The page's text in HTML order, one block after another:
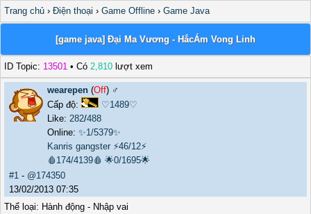
Trang chủ › Điện thoại › Game Offline › Game Java
[game java] Đại Ma Vương - HắcÁm Vong Linh
ID Topic: 13501 • Có 2,810 lượt xem
wearepen (Off) ♂️
Cấp độ:
♡1489♡
Like: 282/488
Online: ✨1/5379✨
Kanris gangster ⚡46/12⚡
🩸174/4139🩸 🌟0/1695🌟
#1 - @174350
13/02/2013 07:35
Thể loại: Hành động - Nhập vai